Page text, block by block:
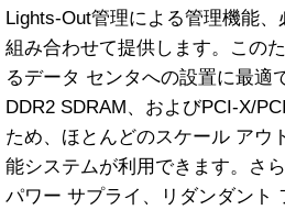
Lights-Out管理による管理機能
組み合わせて提供します。この
るデータ センタへの設置に最適
DDR2 SDRAM、およびPCI-X/
ため、ほとんどのスケール アウ
能システムが利用できます。さ
パワー サプライ、リダンダント